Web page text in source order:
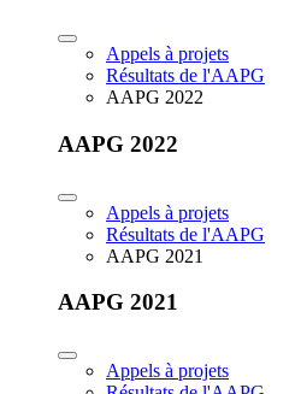
Appels à projets
Résultats de l'AAPG
AAPG 2022
AAPG 2022
Appels à projets
Résultats de l'AAPG
AAPG 2021
AAPG 2021
Appels à projets